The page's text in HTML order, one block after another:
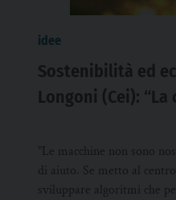
idee
Sostenibilità ed
Longoni (Cei):
stili di vita”
"Le macchine non sono
di aiuto. Se metto al
sviluppare algoritmi che